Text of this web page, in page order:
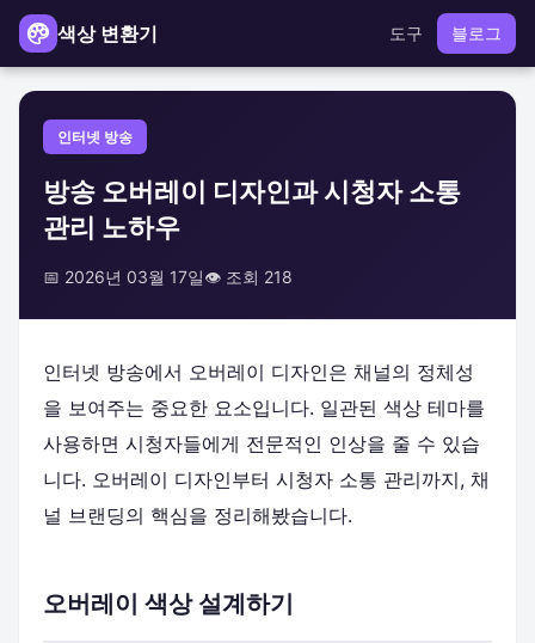
색상 변환기 도구 블로그
인터넷 방송
방송 오버레이 디자인과 시청자 소통
관리 노하우
📅 2026년 03월 17일👁️ 조회 218
인터넷 방송에서 오버레이 디자인은 채널의 정체성
을 보여주는 중요한 요소입니다. 일관된 색상 테마를
사용하면 시청자들에게 전문적인 인상을 줄 수 있습
니다. 오버레이 디자인부터 시청자 소통 관리까지, 채
널 브랜딩의 핵심을 정리해봤습니다.
오버레이 색상 설계하기